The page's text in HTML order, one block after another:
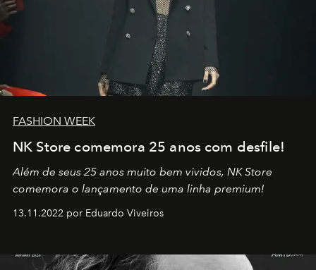
FASHION WEEK
NK Store comemora 25 anos com desfile!
Além de seus 25 anos muito bem vividos, NK Store
comemora o lançamento de uma linha premium!
13.11.2022 por Eduardo Viveiros